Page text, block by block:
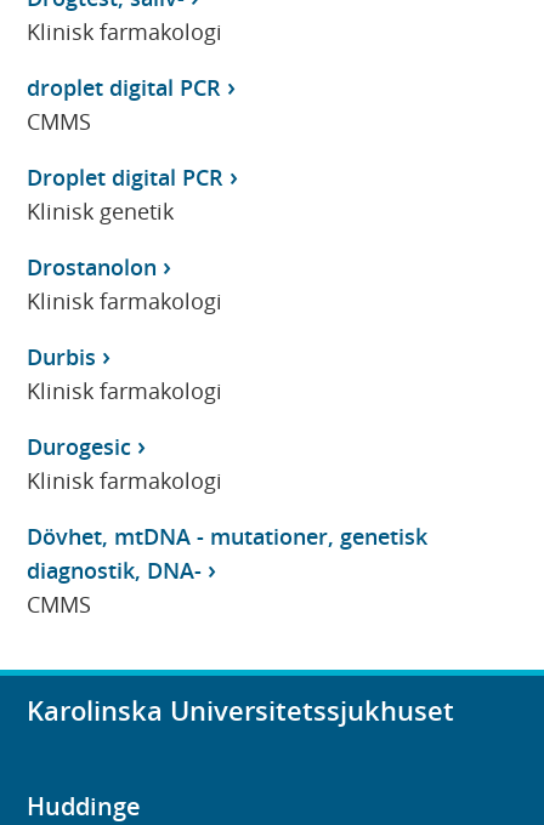
Klinisk farmakologi
droplet digital PCR
CMMS
Droplet digital PCR
Klinisk genetik
Drostanolon
Klinisk farmakologi
Durbis
Klinisk farmakologi
Durogesic
Klinisk farmakologi
Dövhet, mtDNA - mutationer, genetisk
diagnostik, DNA-
CMMS
Karolinska Universitetssjukhuset
Huddinge